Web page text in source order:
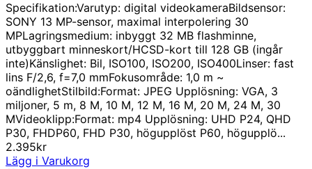
Specifikation:Varutyp: digital videokameraBildsensor:
SONY 13 MP-sensor, maximal interpolering 30
MPLagringsmedium: inbyggt 32 MB flashminne,
utbyggbart minneskort/HCSD-kort till 128 GB (ingår
inte)Känslighet: Bil, ISO100, ISO200, ISO400Linser: fast
lins F/2,6, f=7,0 mmFokusområde: 1,0 m ~
oändlighetStilbild:Format: JPEG Upplösning: VGA, 3
miljoner, 5 m, 8 M, 10 M, 12 M, 16 M, 20 M, 24 M, 30
MVideoklipp:Format: mp4 Upplösning: UHD P24, QHD
P30, FHDP60, FHD P30, högupplöst P60, högupplö...
2.395kr
Lägg i Varukorg